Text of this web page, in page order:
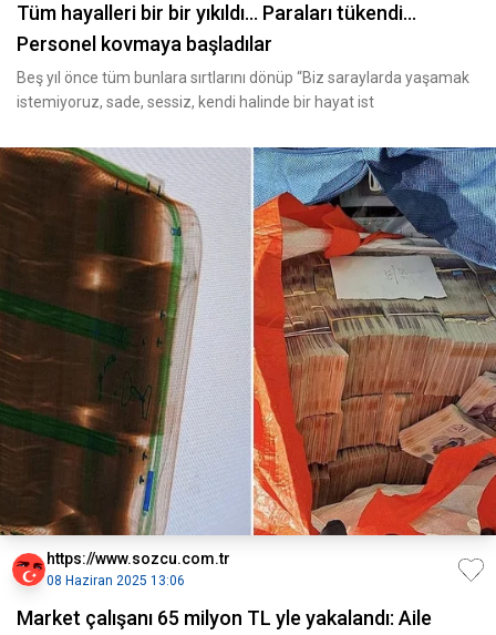
Tüm hayalleri bir bir yıkıldı… Paraları tükendi…
Personel kovmaya başladılar
Beş yıl önce tüm bunlara sırtlarını dönüp “Biz saraylarda yaşamak
istemiyoruz, sade, sessiz, kendi halinde bir hayat ist
https://www.sozcu.com.tr
08 Haziran 2025 13:06
Market çalışanı 65 milyon TL yle yakalandı: Aile